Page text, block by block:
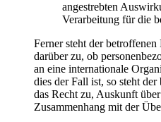
angestrebten
Verarbeitung für die
Ferner steht der
darüber zu, ob
an eine internationale
dies der Fall ist, so steht
das Recht zu, Auskunft
Zusammenhang mit der